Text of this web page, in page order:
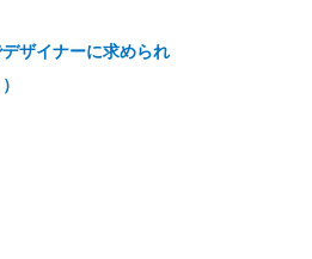
ザイナーに求められ